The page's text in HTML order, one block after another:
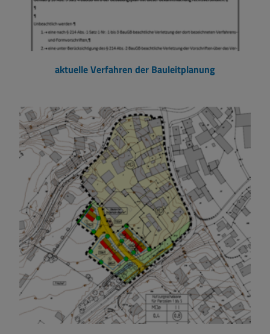
aktuelle Verfahren der Bauleitplanung